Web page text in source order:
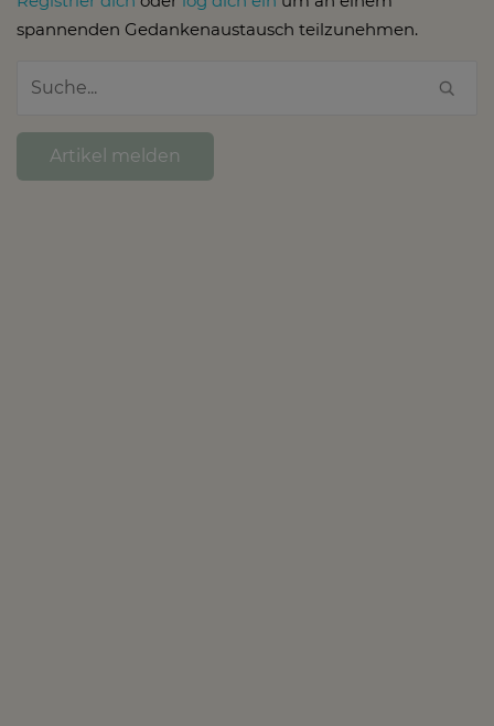
spannenden Gedankenaustausch teilzunehmen.
Artikel melden